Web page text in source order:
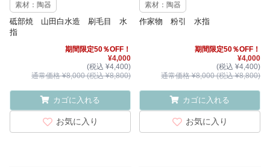
素材：陶器
砥部焼 山田白水造 刷毛目 水
指
期間限定50％OFF！
¥4,000
(税込 ¥4,400)
通常価格 ¥8,000 (税込 ¥8,800)
カゴに入れる
お気に入り
素材：陶器
作家物 粉引 水指
期間限定50％OFF！
¥4,000
(税込 ¥4,400)
通常価格 ¥8,000 (税込 ¥8,800)
カゴに入れる
お気に入り